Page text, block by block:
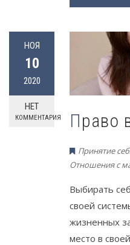
НОЯ
10
2020
НЕТ
КОММЕНТАРИЯ
Принятие
Отношения с
Выбирать
своей
жизненных
место в